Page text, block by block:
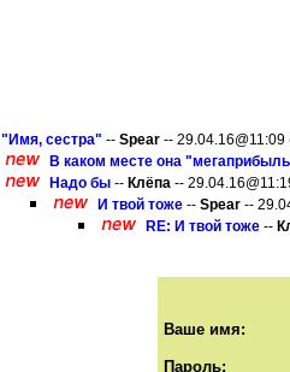
"Имя, сестра" -- Spear -- 29.04.16@11:09
В каком месте она
Надо бы -- Клёпа --
И твой тоже -- Spear --
RE: И твой тоже --
Ваше имя:
Пароль: